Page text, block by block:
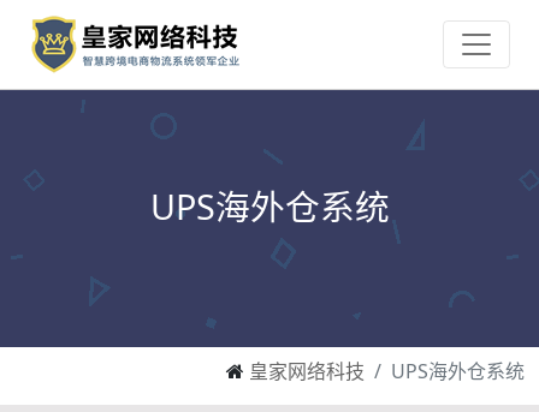
UPS海外仓系统
皇家网络科技 UPS海外仓系统